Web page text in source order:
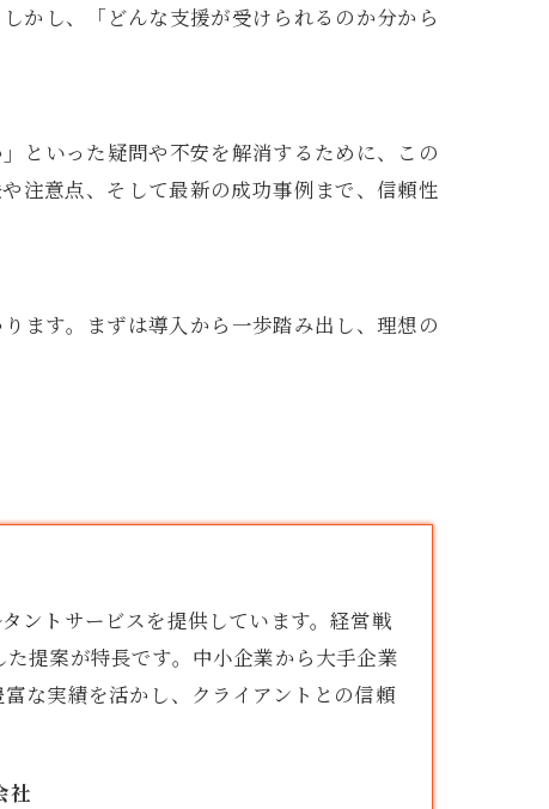
かし、「どんな支援が受けられるのか分から
といった疑問や不安を解消するために、この
注意点、そして最新の成功事例まで、信頼性
ます。まずは導入から一歩踏み出し、理想の
ント サービスを提供しています。経営戦
提案が特長です。中小企業から大手企業
な実績を活かし、クライアントとの信頼
社